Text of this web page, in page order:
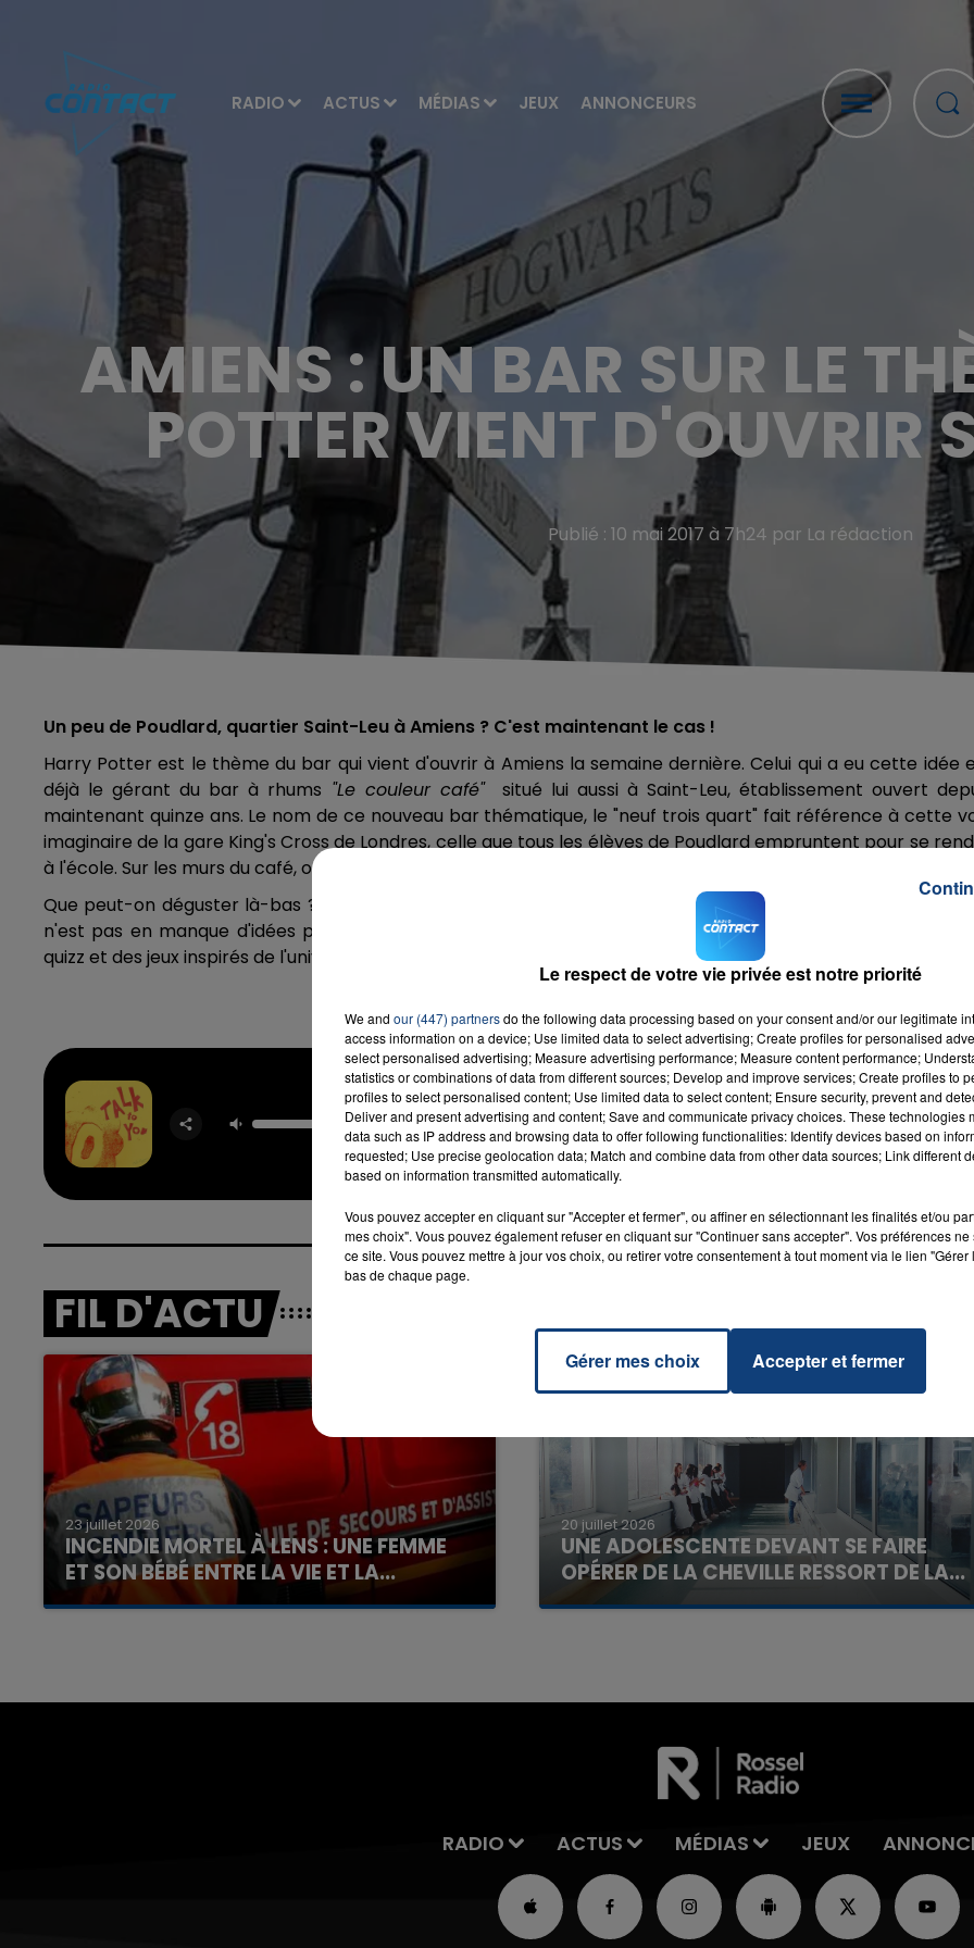
RADIO ACTUS MÉDIAS JEUX ANNONCEURS
AMIENS : UN BAR SUR LE
POTTER VIENT D'OUVRIR
Publié : 10 mai 2017 à 7h24 par La rédaction
Un peu de Poudlard, quartier Saint-Leu à Amiens ? C'est maintenant le cas !
Harry Potter est le thème du bar qui vient d'ouvrir à Amiens la semaine dernière. Celui qui a eu cette idée
déjà le gérant du bar à rhums "Le couleur café"situé lui aussi à Saint-Leu, établissement ouvert
maintenant quinze ans. Le nom de ce nouveau bar thématique, le "neuf trois quart" fait référence à cette
imaginaire de la gare King's Cross de Londres, celle que tous les élèves de Poudlard empruntent pour se
à l'école. Sur les murs du café, on peut apercevoir différentes scènes des 7 films Harry Potter.
Que peut-on déguster là-bas ? Des boissons aux noms de potion et des bières artisanales locales. Le
n'est pas en manque d'idées pour ce bar, qui doit s'aggrandir à l'étage, avec peut être prochainement
quizz et des jeux inspirés de l'univers du sorcier.
Talk To You
ANOTR & 54
ULTRA
RADIO CONTACT
FIL D'ACTU
23 juillet 2026
INCENDIE MORTEL À LENS : UNE FEMME
ET SON BÉBÉ ENTRE LA VIE ET LA...
Un homme s'est immolé par le feu après avoir
20 juillet 2026
UNE ADOLESCENTE DEVANT SE FAIRE
OPÉRER DE LA CHEVILLE RESSORT DE LA...
La famille a porté plainte contre la clinique qui a
7h00 - 11h00
RADIO ACTUS MÉDIAS JEUX
Le respect de votre vie privée est notre priorité
We and our (447) partnersdo the following data processing based on your consent and/or our legitimate
access information on a device; Use limited data to select advertising; Create profiles for personalised
select personalised advertising; Measure advertising performance; Measure content performance;
statistics or combinations of data from different sources; Develop and improve services; Create profiles to
profiles to select personalised content; Use limited data to select content; Ensure security, prevent and
Deliver and present advertising and content; Save and communicate privacy choices. These technologies
data such as IP address and browsing data to offer following functionalities: Identify devices based on
requested; Use precise geolocation data; Match and combine data from other data sources; Link different
based on information transmitted automatically.
Vous pouvez accepter en cliquant sur "Accepter et fermer", ou affiner en sélectionnant les finalités et/ou
mes choix". Vous pouvez également refuser en cliquant sur "Continuer sans accepter". Vos préférences
ce site. Vous pouvez mettre à jour vos choix, ou retirer votre consentement à tout moment via le lien
bas de chaque page.
Gérer mes choix Accepter et fermer